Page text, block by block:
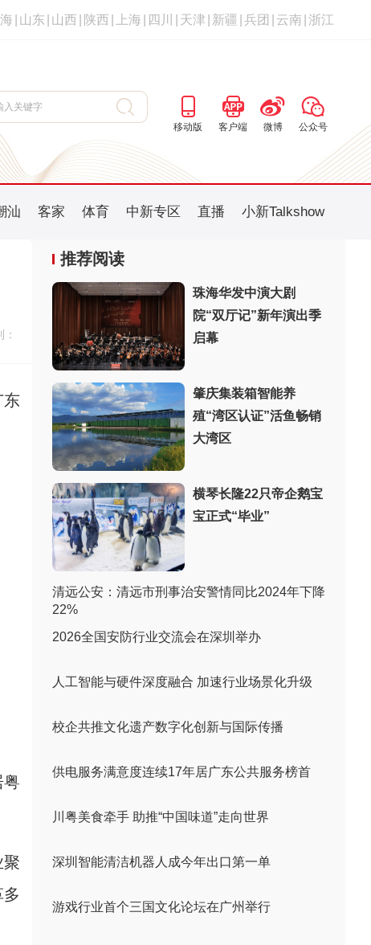
山东 山西 陕西 上海 四川 天津 新疆 兵团 云南 浙江
移动版 客户端 微博 公众号
汕 客家 体育 中新专区 直播 小新Talkshow
东
粤
推荐阅读
珠海华发中演大剧
院“双厅记”新年演出季
启幕
肇庆集装箱智能养
殖“湾区认证”活鱼畅销
大湾区
横琴长隆22只帝企鹅宝
宝正式“毕业”
清远公安：清远市刑事治安警情同比2024年下降
22%
2026全国安防行业交流会在深圳举办
人工智能与硬件深度融合 加速行业场景化升级
校企共推文化遗产数字化创新与国际传播
供电服务满意度连续17年居广东公共服务榜首
川粤美食牵手 助推“中国味道”走向世界
深圳智能清洁机器人成今年出口第一单
游戏行业首个三国文化论坛在广州举行